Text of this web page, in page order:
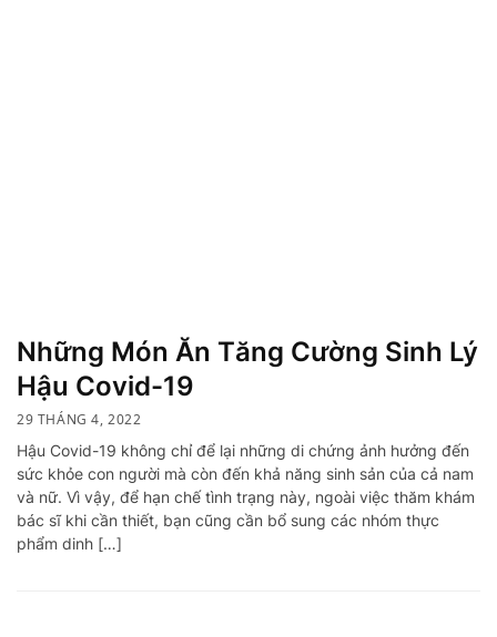
Những Món Ăn Tăng Cường Sinh Lý
Hậu Covid-19
29 THÁNG 4, 2022
Hậu Covid-19 không chỉ để lại những di chứng ảnh hưởng đến
sức khỏe con người mà còn đến khả năng sinh sản của cả nam
và nữ. Vì vậy, để hạn chế tình trạng này, ngoài việc thăm khám
bác sĩ khi cần thiết, bạn cũng cần bổ sung các nhóm thực
phẩm dinh […]